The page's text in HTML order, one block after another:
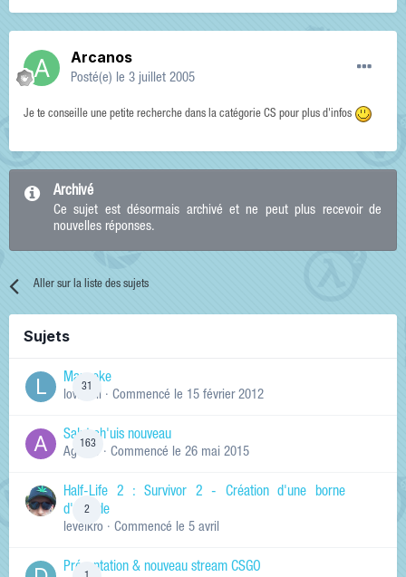
Arcanos
Posté(e) le 3 juillet 2005
Je te conseille une petite recherche dans la catégorie CS pour plus d'infos
Archivé
Ce sujet est désormais archivé et ne peut plus recevoir de
nouvelles réponses.
Aller sur la liste des sujets
Sujets
31
Manneke
lowskill · Commencé le 15 février 2012
163
Salut ch'uis nouveau
Ag0Nie · Commencé le 26 mai 2015
2
Half-Life 2 : Survivor 2 - Création d'une borne
d'arcade
levelkro · Commencé le 5 avril
Présentation & nouveau stream CSGO